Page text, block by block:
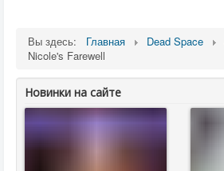
Вы здесь: Главная Dead Space
Nicole's Farewell
Новинки на сайте